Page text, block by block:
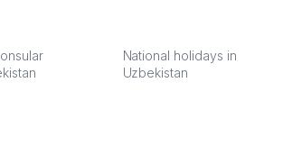
National holidays in
Uzbekistan